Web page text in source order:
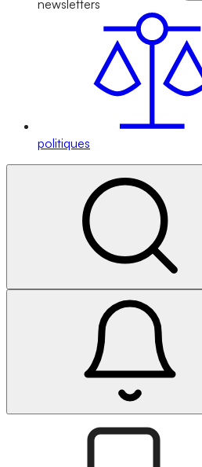
newsletters
politiques